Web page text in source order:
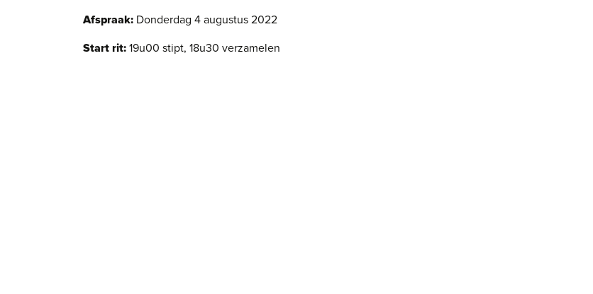
Afspraak: Donderdag 4 augustus 2022
Start rit: 19u00 stipt, 18u30 verzamelen